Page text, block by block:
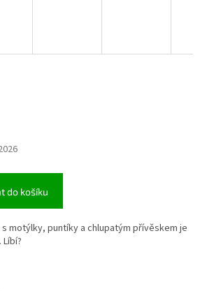
do košíku
motýlky, puntíky a chlupatým přívěskem je